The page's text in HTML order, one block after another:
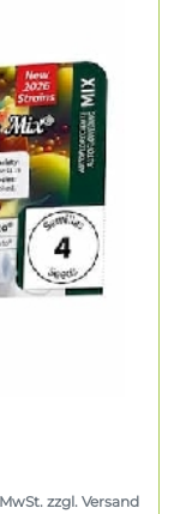
zzgl. Versand